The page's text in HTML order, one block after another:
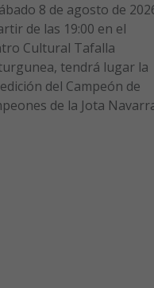
8 de agosto de
de las 19:00 en el
Cultural Tafalla
tendrá lugar la
edición del Campeón de
de la Jota